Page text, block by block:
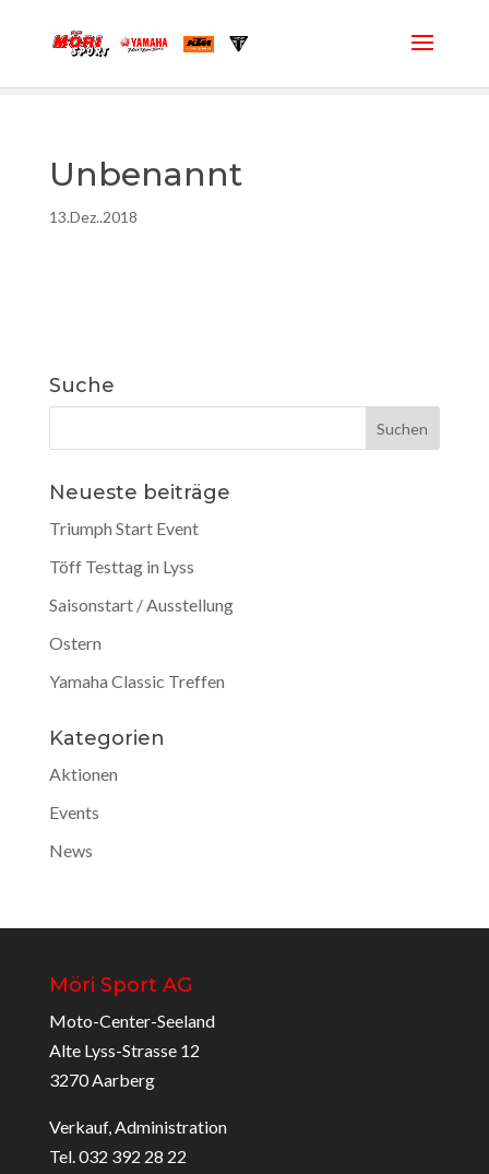
Unbenannt
13.Dez..2018
Suche
Neueste beiträge
Triumph Start Event
Töff Testtag in Lyss
Saisonstart / Ausstellung
Ostern
Yamaha Classic Treffen
Kategorien
Aktionen
Events
News
Möri Sport AG
Moto-Center-Seeland
Alte Lyss-Strasse 12
3270 Aarberg
Verkauf, Administration
Tel. 032 392 28 22